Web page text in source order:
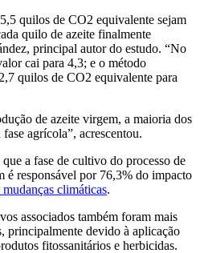
quilos de CO2 equivalente sejam
quilo de azeite finalmente
principal autor do estudo. “No
cai para 4,3; e o método
quilos de CO2 equivalente para
de azeite virgem, a maioria dos
agrícola”, acrescentou.
a fase de cultivo do processo de
é responsável por 76,3% do impacto
mudanças climáticas.
associados também foram mais
principalmente devido à aplicação
fitossanitários e herbicidas.